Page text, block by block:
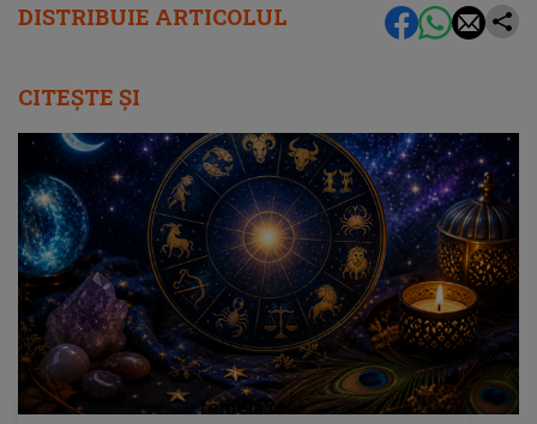
DISTRIBUIE ARTICOLUL
CITEȘTE ȘI
femeia.ro